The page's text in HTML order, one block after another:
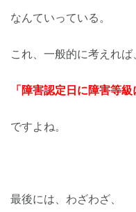
なんていっている。
これ、一般的に考えれば、
「障害認定日に障害等級
ですよね。
最後には、 わざわざ、